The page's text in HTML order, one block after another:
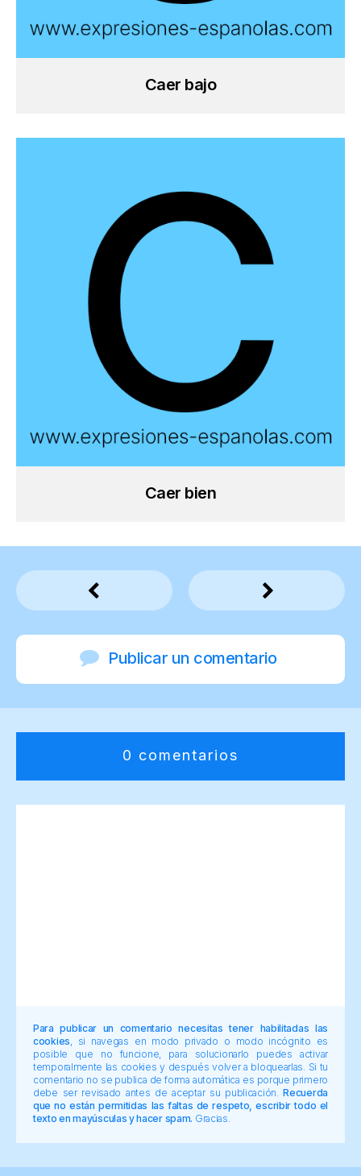
Caer bajo
Caer bien
Publicar un comentario
0 comentarios
Para publicar un comentario necesitas tener habilitadas las
cookies , si navegas en modo privado o modo incógnito es
posible que no funcione, para solucionarlo puedes activar
temporalmente las cookies y después volver a bloquearlas. Si tu
comentario no se publica de forma automática es porque primero
debe ser revisado antes de aceptar su publicación.Recuerda
que no están permitidas las faltas de respeto, escribir todo el
texto en mayúsculas y hacer spam. Gracias.